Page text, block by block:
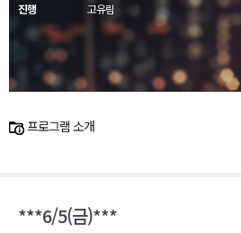
진행 고유림
프로그램 소개
***6/5(금)***